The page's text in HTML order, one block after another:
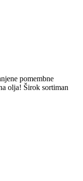
pomembne
olja! Širok sortiman